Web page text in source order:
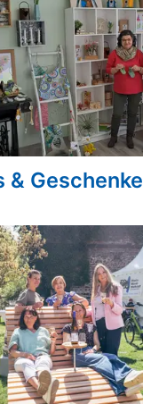
& Geschenke